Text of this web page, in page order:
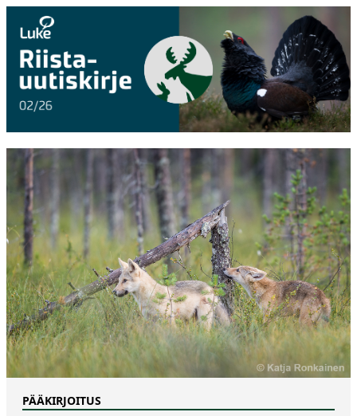
PÄÄKIRJOITUS